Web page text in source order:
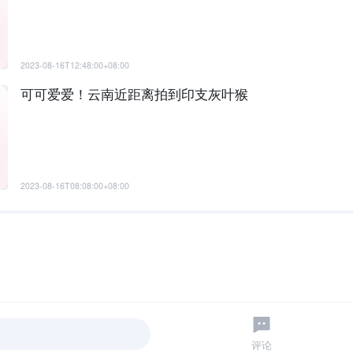
评论
2023-08-16T12:48:00+08:00
可可爱爱！云南近距离拍到印支灰叶猴
2023-08-16T08:08:00+08:00